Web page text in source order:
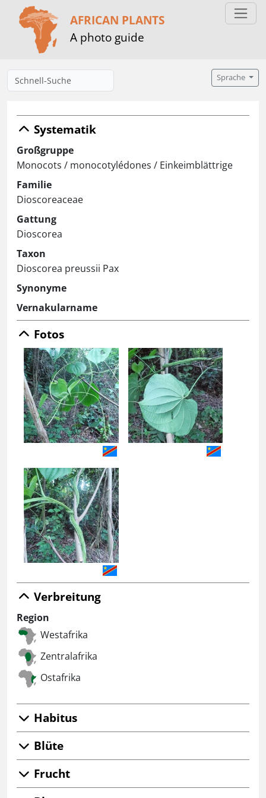
AFRICAN PLANTS
A photo guide
Sprache
Systematik
Großgruppe
Monocots / monocotylédones / Einkeimblättrige
Familie
Dioscoreaceae
Gattung
Dioscorea
Taxon
Dioscorea preussii Pax
Synonyme
Vernakularname
Fotos
Verbreitung
Region
Westafrika
Zentralafrika
Ostafrika
Habitus
Blüte
Frucht